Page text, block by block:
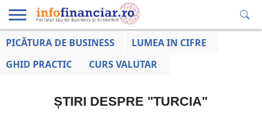
EDUCAȚIE
LA ZI
AFACERILOR
PICĂTURA DE BUSINESS
LUMEA IN CIFRE
GHID PRACTIC
CURS VALUTAR
ȘTIRI DESPRE "TURCIA"